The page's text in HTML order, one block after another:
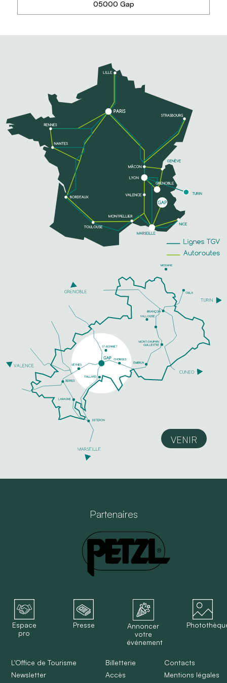
EN SAVOIR PLUS
05000 Gap
Régionaux et Artisanaux : Couteaux et Savons
EN SAVOIR PLUS
VENIR
Partenaires
Espace
pro
Presse
Annoncer
votre
événement
L'Office de Tourisme
Newsletter
Billetterie
Accès
Contacts
Mentions légales